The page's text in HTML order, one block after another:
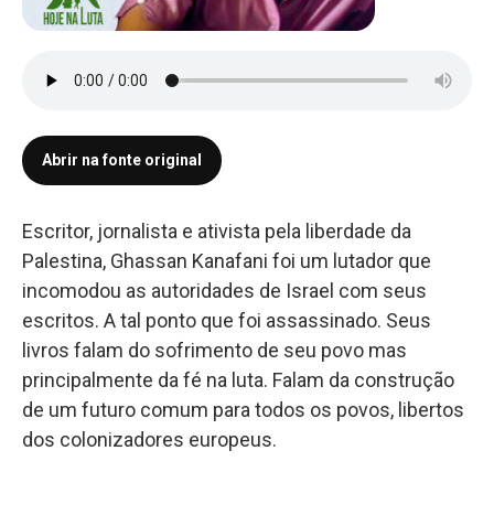
Abrir na fonte original
Escritor, jornalista e ativista pela liberdade da
Palestina, Ghassan Kanafani foi um lutador que
incomodou as autoridades de Israel com seus
escritos. A tal ponto que foi assassinado. Seus
livros falam do sofrimento de seu povo mas
principalmente da fé na luta. Falam da construção
de um futuro comum para todos os povos, libertos
dos colonizadores europeus.